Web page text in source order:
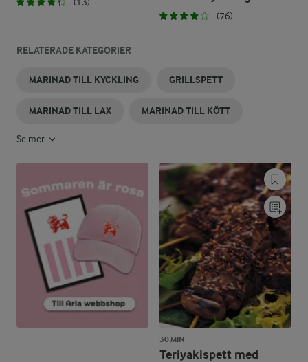
(76)
RELATERADE KATEGORIER
MARINAD TILL KYCKLING GRILLSPETT
MARINAD TILL LAX MARINAD TILL KÖTT
Se mer
30 MIN
Teriyakispett med